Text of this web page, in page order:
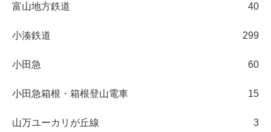
富山地方鉄道 40
小湊鉄道 299
小田急 60
小田急箱根・箱根登山電車 15
山万ユーカリが丘線 3